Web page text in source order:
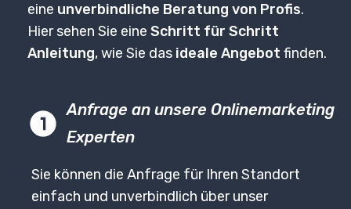
eine unverbindliche Beratung von Profis.
Hier sehen Sie eine Schritt für Schritt
Anleitung, wie Sie das ideale Angebot finden.
Anfrage an unsere Onlinemarketing
Experten
Sie können die Anfrage für Ihren Standort
einfach und unverbindlich über unser